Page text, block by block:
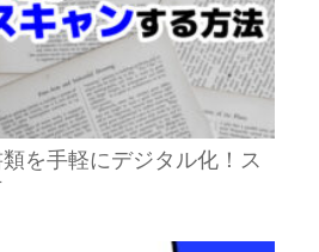
を手軽にデジタル化！ス